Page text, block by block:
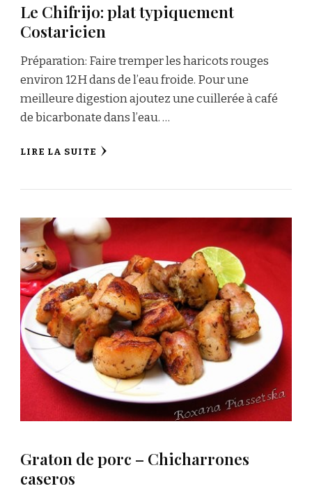
Le Chifrijo: plat typiquement
Costaricien
Préparation: Faire tremper les haricots rouges
environ 12H dans de l’eau froide. Pour une
meilleure digestion ajoutez une cuillerée à café
de bicarbonate dans l’eau. …
LIRE LA SUITE
Graton de porc – Chicharrones
caseros